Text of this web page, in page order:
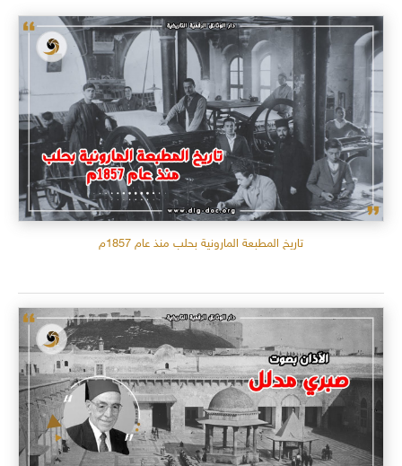
تاريخ المطبعة المارونية بحلب منذ عام 1857م